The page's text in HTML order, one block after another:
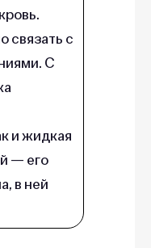
связать с
С
и жидкая
— его
в ней